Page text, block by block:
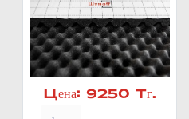
Цена: 9250 Тг.